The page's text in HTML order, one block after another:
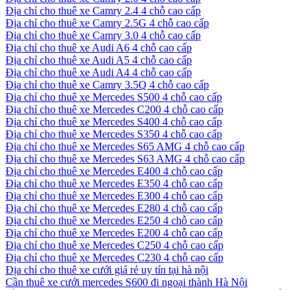
Địa chỉ cho thuê xe Camry 2.4 4 chỗ cao cấp
Địa chỉ cho thuê xe Camry 2.5G 4 chỗ cao cấp
Địa chỉ cho thuê xe Camry 3.0 4 chỗ cao cấp
Địa chỉ cho thuê xe Audi A6 4 chỗ cao cấp
Địa chỉ cho thuê xe Audi A5 4 chỗ cao cấp
Địa chỉ cho thuê xe Audi A4 4 chỗ cao cấp
Địa chỉ cho thuê xe Camry 3.5Q 4 chỗ cao cấp
Địa chỉ cho thuê xe Mercedes S500 4 chỗ cao cấp
Địa chỉ cho thuê xe Mercedes C200 4 chỗ cao cấp
Địa chỉ cho thuê xe Mercedes S400 4 chỗ cao cấp
Địa chỉ cho thuê xe Mercedes S350 4 chỗ cao cấp
Địa chỉ cho thuê xe Mercedes S65 AMG 4 chỗ cao cấp
Địa chỉ cho thuê xe Mercedes S63 AMG 4 chỗ cao cấp
Địa chỉ cho thuê xe Mercedes E400 4 chỗ cao cấp
Địa chỉ cho thuê xe Mercedes E350 4 chỗ cao cấp
Địa chỉ cho thuê xe Mercedes E300 4 chỗ cao cấp
Địa chỉ cho thuê xe Mercedes E280 4 chỗ cao cấp
Địa chỉ cho thuê xe Mercedes E250 4 chỗ cao cấp
Địa chỉ cho thuê xe Mercedes E200 4 chỗ cao cấp
Địa chỉ cho thuê xe Mercedes C250 4 chỗ cao cấp
Địa chỉ cho thuê xe Mercedes C230 4 chỗ cao cấp
Địa chỉ cho thuê xe cưới giá rẻ uy tín tại hà nội
Cần thuê xe cưới mercedes S600 đi ngoại thành Hà Nội